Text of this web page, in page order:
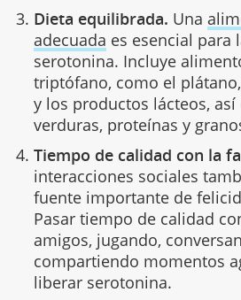
Dieta equilibrada. Una
adecuada es esencial para
serotonina. Incluye
triptófano, como el
y los productos lácteos,
verduras, proteínas y
Tiempo de calidad con la
interacciones sociales
fuente importante de
Pasar tiempo de calidad
amigos, jugando,
compartiendo momentos
liberar serotonina.